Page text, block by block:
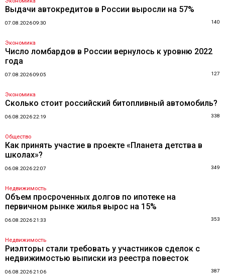
Выдачи автокредитов в России выросли на 57%
07.08.2026 09:30 140
Экономика
Число ломбардов в России вернулось к уровню 2022
года
07.08.2026 09:05 127
Экономика
Сколько стоит российский битопливный автомобиль?
06.08.2026 22:19 338
Общество
Как принять участие в проекте «Планета детства в
школах»?
06.08.2026 22:07 349
Недвижимость
Объем просроченных долгов по ипотеке на
первичном рынке жилья вырос на 15%
06.08.2026 21:33 353
Недвижимость
Риэлторы стали требовать у участников сделок с
недвижимостью выписки из реестра повесток
06.08.2026 21:06 387